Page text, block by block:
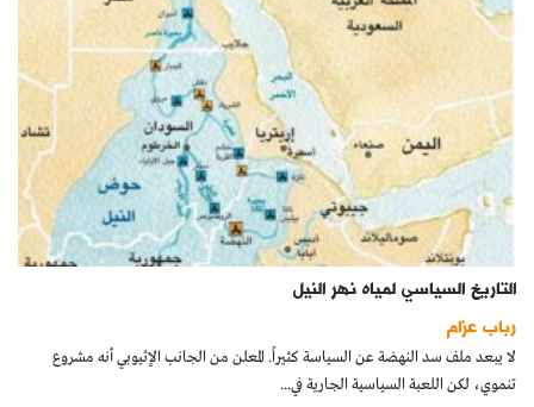
التاريخ السياسي لمياه نهر النيل
رباب عزام
لا يبعد ملف سد النهضة عن السياسة كثيراً. المعلن من الجانب الإثيوبي أنه مشروع
تنموي، لكن اللعبة السياسية الجارية في...